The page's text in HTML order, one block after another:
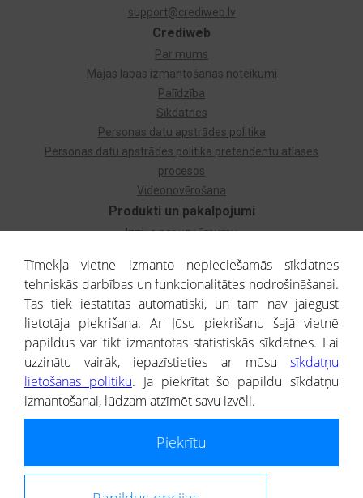
Produkti un pakalpojumi
Izziņa par uzņēmumu
Dzimtas koks
Uzņēmumu atlase
Monitorings
Kredītizziņa par ārvalstu uzņēmumiem
Crediweb
Par mums
Mājas lapas izmantošanas noteikumi
Palīdzība
Sīkdatnes
Personas datu apstrādes politika
Personas datu apstrādes politika pretendentu atlases
procesos
Videonovērošana
support@crediweb.lv
® CREDITREFORM Latvija
SIA
Portāla ietvaros saņemtajai informācijai ir uzziņas raksturs, un tai nav
atbildīgs par fizisko personu datu aizsardzības tiesiskā regulējuma, kā arī
Tīmekļa vietne izmanto nepieciešamās sīkdatnes
tehniskās darbības un funkcionalitātes nodrošināšanai.
Tās tiek iestatītas automātiski, un tām nav jāiegūst
lietotāja piekrišana. Ar Jūsu piekrišanu šajā vietnē
papildus var tikt izmantotas statistiskās sīkdatnes. Lai
uzzinātu vairāk, iepazīstieties ar mūsu sīkdatņu
lietošanas politiku. Ja piekrītat šo papildu sīkdatņu
izmantošanai, lūdzam atzīmēt savu izvēli.
Piekrītu